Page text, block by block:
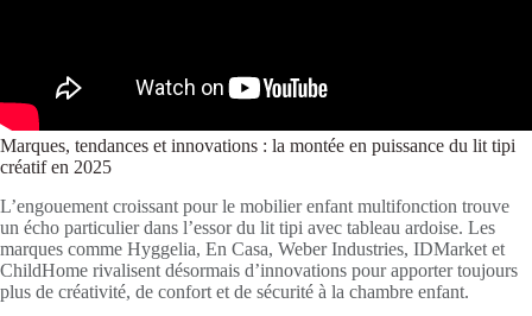
Marques, tendances et innovations : la montée en puissance du lit tipi
créatif en 2025
L’engouement croissant pour le mobilier enfant multifonction trouve
un écho particulier dans l’essor du lit tipi avec tableau ardoise. Les
marques comme Hyggelia, En Casa, Weber Industries, IDMarket et
ChildHome rivalisent désormais d’innovations pour apporter toujours
plus de créativité, de confort et de sécurité à la chambre enfant.